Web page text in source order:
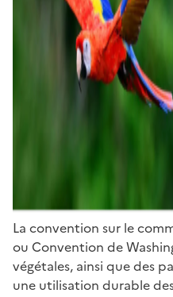
La convention sur le
ou Convention de
végétales, ainsi que des
une utilisation durable